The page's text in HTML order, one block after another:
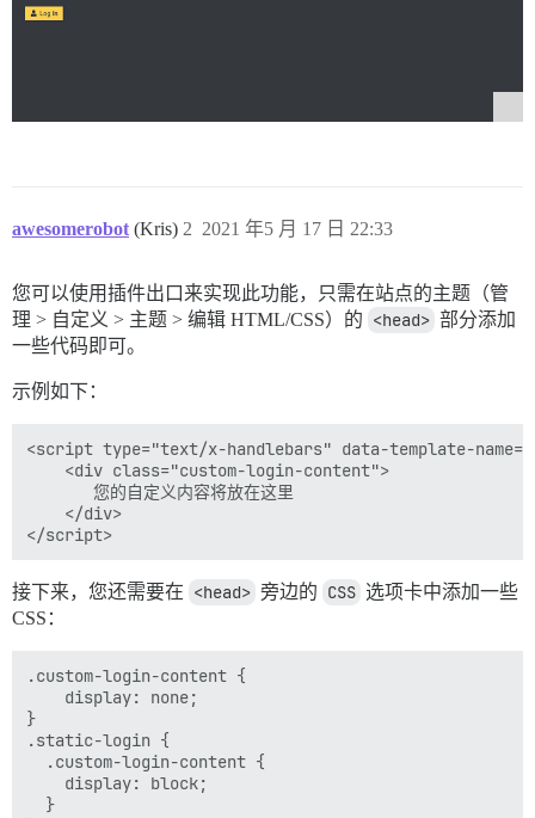
awesomerobot (Kris) 2021 年5 月 17 日 22:33
2
您可以使用插件出口来实现此功能，只需在站点的主题（管
理 > 自定义 > 主题 > 编辑 HTML/CSS）的 <head> 部分添加
一些代码即可。
示例如下：
<script type="text/x-handlebars" data-template-
    <div class="custom-login-content">
       您的自定义内容将放在这里
    </div>
接下来，您还需要在 <head> 旁边的 CSS 选项卡中添加一些
CSS：
.custom-login-content {
    display: none;
}
.static-login {
  .custom-login-content {
    display: block;
  }